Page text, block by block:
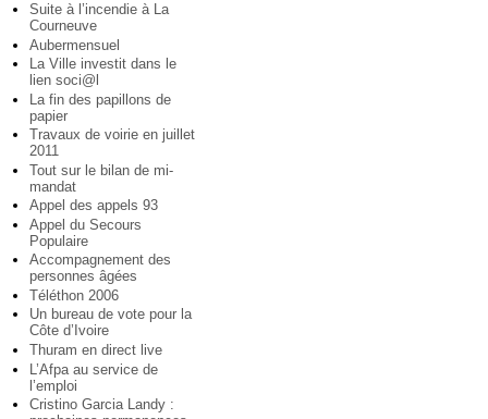
Suite à l’incendie à La
Courneuve
Aubermensuel
La Ville investit dans le
lien soci@l
La fin des papillons de
papier
Travaux de voirie en juillet
2011
Tout sur le bilan de mi-
mandat
Appel des appels 93
Appel du Secours
Populaire
Accompagnement des
personnes âgées
Téléthon 2006
Un bureau de vote pour la
Côte d’Ivoire
Thuram en direct live
L’Afpa au service de
l’emploi
Cristino Garcia Landy :